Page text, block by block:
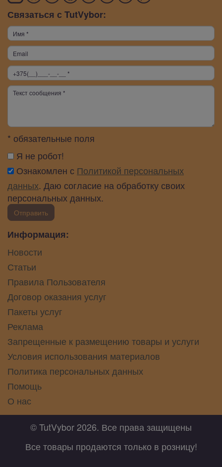
Связаться с TutVybor:
* обязательные поля
Я не робот!
Ознакомлен с Политикой персональных
данных. Даю согласие на обработку своих
персональных данных.
Отправить
Информация:
Новости
Статьи
Правила Пользователя
Договор оказания услуг
Пакеты услуг
Реклама
Запрещенные к размещению товары и услуги
Условия использования материалов
Политика персональных данных
Помощь
О нас
© TutVybor 2026. Все права защищены
Все товары продаются только в розницу!